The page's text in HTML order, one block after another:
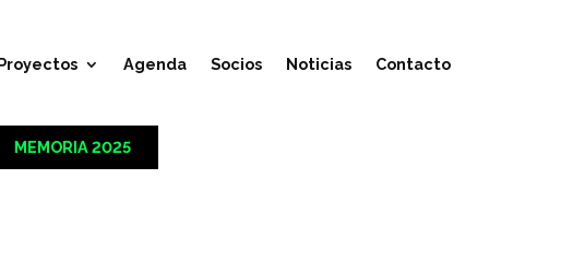
Agenda Socios Noticias Contacto
MEMORIA 2025